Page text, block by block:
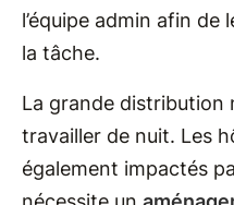
l’équipe admin afin
la tâche.
La grande distribution
travailler de nuit. Les
également impactés